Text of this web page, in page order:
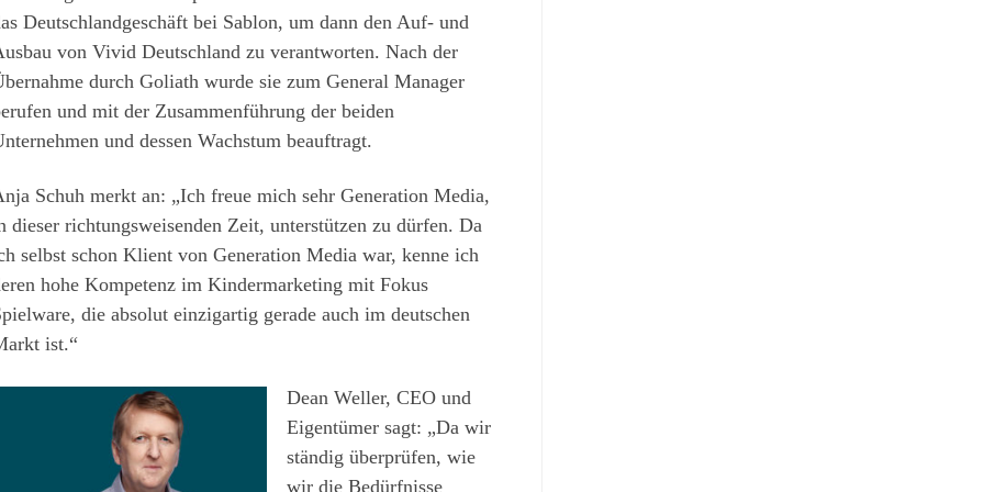
Deutschlandgeschäft bei Sablon, um dann den Auf- und
von Vivid Deutschland zu verantworten. Nach der
durch Goliath wurde sie zum General Manager
und mit der Zusammenführung der beiden
und dessen Wachstum beauftragt.
Schuh merkt an: „Ich freue mich sehr Generation Media,
dieser richtungsweisenden Zeit, unterstützen zu dürfen. Da
selbst schon Klient von Generation Media war, kenne ich
hohe Kompetenz im Kindermarketing mit Fokus
die absolut einzigartig gerade auch im deutschen
ist.“
Dean Weller, CEO und
Eigentümer sagt: „Da wir
ständig überprüfen, wie
wir die Bedürfnisse